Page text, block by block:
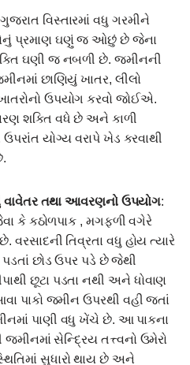
ગુજરાત વિસ્તારમાં વધુ ગરમીને
પ્રમાણ ઘણું જ ઓછું છે જેના
ઘણી જ નબળી છે. જમીનની
છાણિયું ખાતર, લીલો
ઉપયોગ કરવો જોઈએ.
શક્તિ વધે છે અને કાળી
યોગ્ય વરાપે ખેડ કરવાથી
વાવેતર તથા આવરણનો ઉપયોગ:
કે કઠોળપાક , મગફળી વગેરે
તિવ્રતા વધુ હોય ત્યારે
છોડ ઉપર પડે છે જેથી
છૂટા પડતા નથી અને ધોવાણ
જમીન ઉપરથી વહી જતાં
પાણી વધુ ખેંચે છે. આ પાકના
સેન્દ્રિય તત્ત્વનો ઉમેરો
સુધારો થાય છે અને